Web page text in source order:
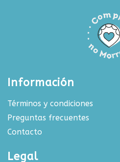
Información
Términos y condiciones
Preguntas frecuentes
Contacto
Legal